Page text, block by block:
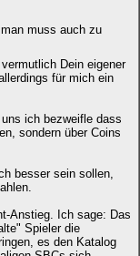
muss auch zu
Dein eigener
für mich ein
ich bezweifle dass
sondern über Coins
besser sein sollen,
Anstieg. Ich sage: Das
Spieler die
es den Katalog